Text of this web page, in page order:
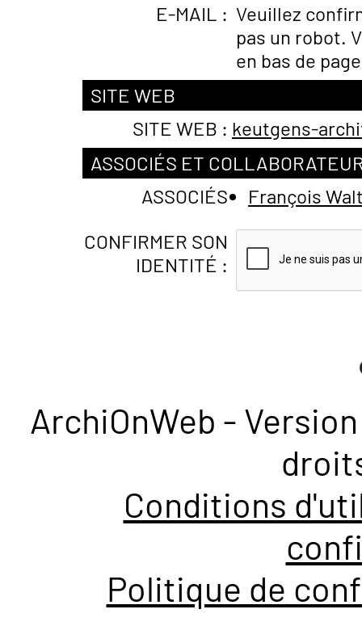
E-MAIL : Veuillez
pas un robot.
en bas de
SITE WEB
SITE WEB : keutgens-
ASSOCIÉS ET
ASSOCIÉS
François
CONFIRMER SON
IDENTITÉ :
ArchiOnWeb -
Conditions
Politique de